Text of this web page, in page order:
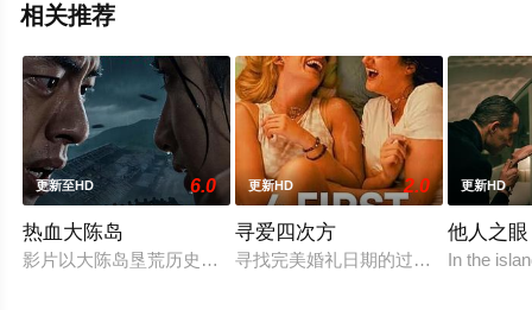
相关推荐
更新至HD 6.0
热血大陈岛
影片以大陈岛垦荒历史为创作底色，在尊重历史真实性的前提
更新HD 2.0
寻爱四次方
寻找完美婚礼日期的过程，扎拉经
更新HD
他人之眼
In the